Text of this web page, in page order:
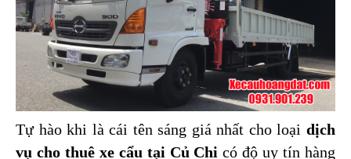
Tự hào khi là cái tên sáng giá nhất cho loại dịch
vụ cho thuê xe cẩu tại Củ Chi có độ uy tín hàng